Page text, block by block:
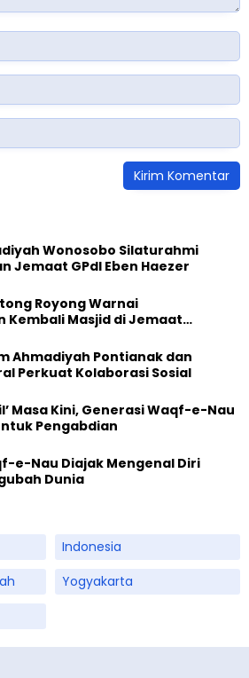
Wonosobo Silaturahmi
Jemaat GPdI Eben Haezer
Royong Warnai
Kembali Masjid di Jemaat
Ahmadiyah Pontianak dan
Perkuat Kolaborasi Sosial
Masa Kini, Generasi Waqf-e-Nau
Pengabdian
e-Nau Diajak Mengenal Diri
Dunia
Indonesia
Yogyakarta